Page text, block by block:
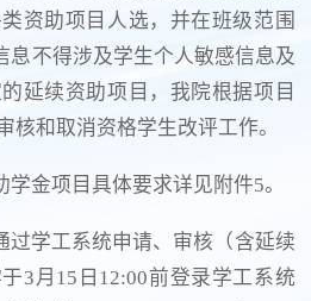
资助项目人选，并在班级范围
息不得涉及学生个人敏感信息及
延续资助项目，我院根据项目
核和取消资格学生改评工作。
金项目具体要求详见附件5。
过学工系统申请、审核（含延续
3月15日12:00前登录学工系统